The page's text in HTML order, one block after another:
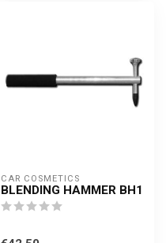
CAR COSMETICS
BLENDING HAMMER BH1